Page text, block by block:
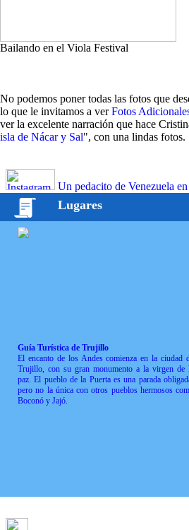
Bailando en el Viola Festival
No podemos poner todas las fotos que
lo que le invitamos a verFotos
ver la excelente narración que hace
isla de Nácar y Sal", con una lindas fotos.
Un pedacito de Venezuela
Lugares
Guía Turística de Trujillo
El encanto de los Andes comienza en la ciudad
Trujillo, con su gran monumento a la virgen de
paz. El pueblo de la Puerta es una parada
pero no la única con otros pueblos hermosos
Boconó y Jajó.